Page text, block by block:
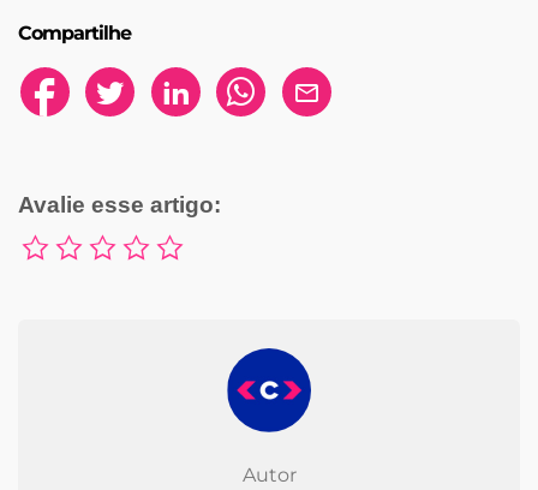
Compartilhe
Avalie esse artigo:
Autor